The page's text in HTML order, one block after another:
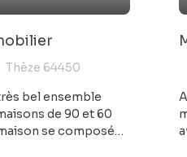
Thèze 64450
bel ensemble
de 90 et 60
se composé